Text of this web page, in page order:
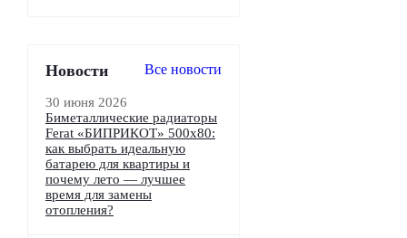
Новости Все новости
30 июня 2026
Биметаллические радиаторы
Ferat «БИПРИКОТ» 500x80:
как выбрать идеальную
батарею для квартиры и
почему лето — лучшее
время для замены
отопления?